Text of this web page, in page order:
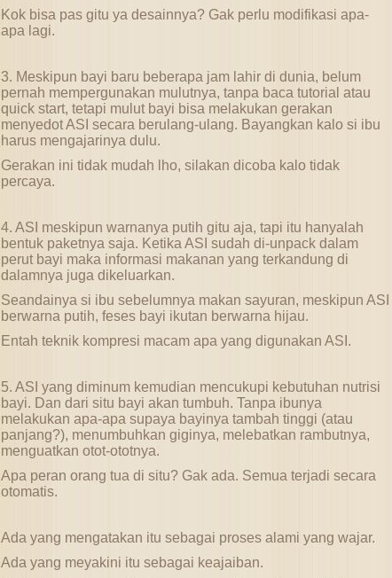
Kok bisa pas gitu ya desainnya? Gak perlu modifikasi apa-
apa lagi.
3. Meskipun bayi baru beberapa jam lahir di dunia, belum
pernah mempergunakan mulutnya, tanpa baca tutorial atau
quick start, tetapi mulut bayi bisa melakukan gerakan
menyedot ASI secara berulang-ulang. Bayangkan kalo si ibu
harus mengajarinya dulu.
Gerakan ini tidak mudah lho, silakan dicoba kalo tidak
percaya.
4. ASI meskipun warnanya putih gitu aja, tapi itu hanyalah
bentuk paketnya saja. Ketika ASI sudah di-unpack dalam
perut bayi maka informasi makanan yang terkandung di
dalamnya juga dikeluarkan.
Seandainya si ibu sebelumnya makan sayuran, meskipun ASI
berwarna putih, feses bayi ikutan berwarna hijau.
Entah teknik kompresi macam apa yang digunakan ASI.
5. ASI yang diminum kemudian mencukupi kebutuhan nutrisi
bayi. Dan dari situ bayi akan tumbuh. Tanpa ibunya
melakukan apa-apa supaya bayinya tambah tinggi (atau
panjang?), menumbuhkan giginya, melebatkan rambutnya,
menguatkan otot-ototnya.
Apa peran orang tua di situ? Gak ada. Semua terjadi secara
otomatis.
Ada yang mengatakan itu sebagai proses alami yang wajar.
Ada yang meyakini itu sebagai keajaiban.